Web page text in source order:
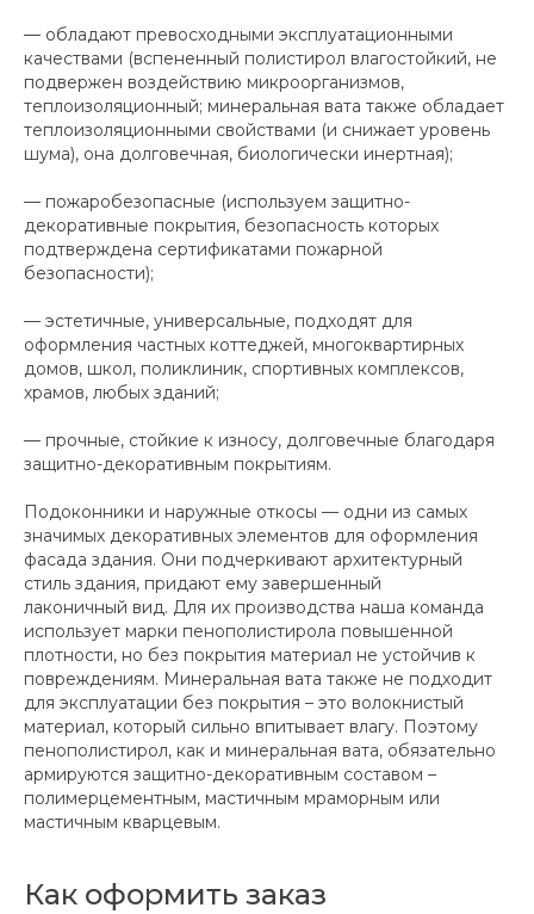
— обладают превосходными эксплуатационными
качествами (вспененный полистирол влагостойкий, не
подвержен воздействию микроорганизмов,
теплоизоляционный; минеральная вата также обладает
теплоизоляционными свойствами (и снижает уровень
шума), она долговечная, биологически инертная);
— пожаробезопасные (используем защитно-
декоративные покрытия, безопасность которых
подтверждена сертификатами пожарной
безопасности);
— эстетичные, универсальные, подходят для
оформления частных коттеджей, многоквартирных
домов, школ, поликлиник, спортивных комплексов,
храмов, любых зданий;
— прочные, стойкие к износу, долговечные благодаря
защитно-декоративным покрытиям.
Подоконники и наружные откосы — одни из самых
значимых декоративных элементов для оформления
фасада здания. Они подчеркивают архитектурный
стиль здания, придают ему завершенный
лаконичный вид. Для их производства наша команда
использует марки пенополистирола повышенной
плотности, но без покрытия материал не устойчив к
повреждениям. Минеральная вата также не подходит
для эксплуатации без покрытия – это волокнистый
материал, который сильно впитывает влагу. Поэтому
пенополистирол, как и минеральная вата, обязательно
армируются защитно-декоративным составом –
полимерцементным, мастичным мраморным или
мастичным кварцевым.
Как оформить заказ